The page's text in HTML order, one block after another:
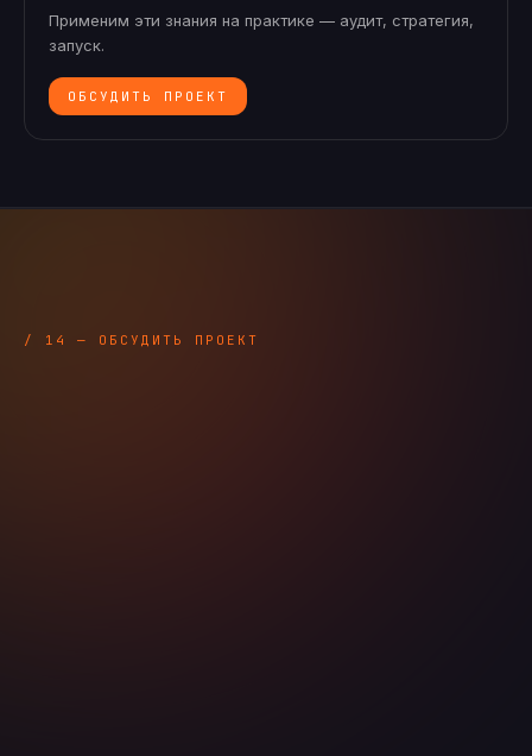
Применим эти знания на практике — аудит, стратегия,
запуск.
ОБСУДИТЬ ПРОЕКТ
/ 14 — ОБСУДИТЬ ПРОЕКТ